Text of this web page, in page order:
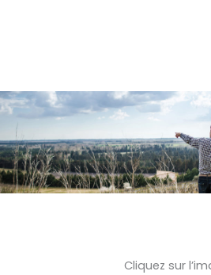
Cliquez sur